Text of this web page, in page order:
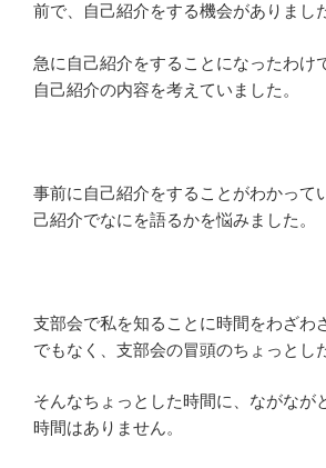
前で、自己紹介をする機会がありまし
急に自己紹介をすることになったわけ
自己紹介の内容を考えていました。
事前に自己紹介をすることがわかって
己紹介でなにを語るかを悩みました。
支部会で私を知ることに時間をわざわ
でもなく、支部会の冒頭のちょっとし
そんなちょっとした時間に、ながなが
時間はありません。